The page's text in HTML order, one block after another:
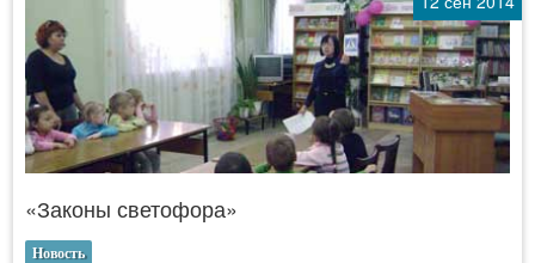
«Законы светофора»
Новость